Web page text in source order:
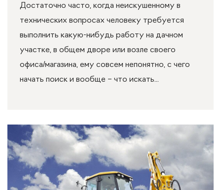
Достаточно часто, когда неискушенному в
технических вопросах человеку требуется
выполнить какую-нибудь работу на дачном
участке, в общем дворе или возле своего
офиса/магазина, ему совсем непонятно, с чего
начать поиск и вообще – что искать...